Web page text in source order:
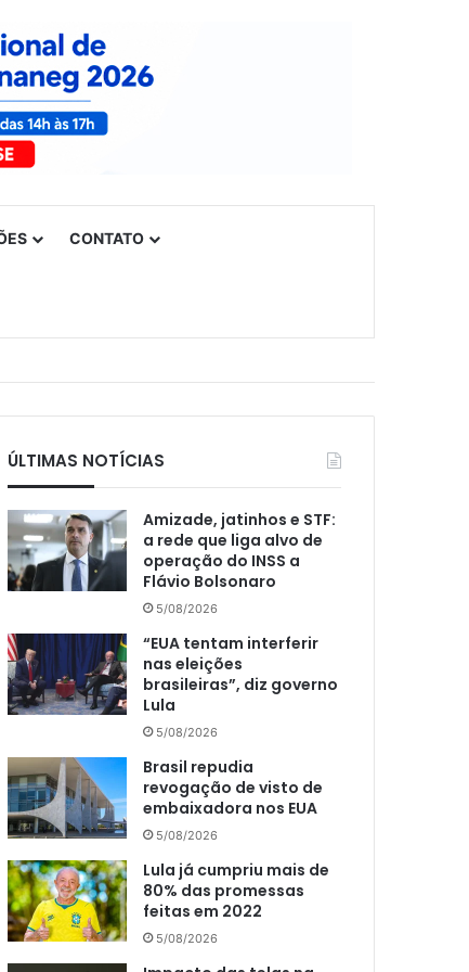
CONTATO
ÚLTIMAS NOTÍCIAS
Amizade, jatinhos e STF:
a rede que liga alvo de
operação do INSS a
Flávio Bolsonaro
5/08/2026
“EUA tentam interferir
nas eleições
brasileiras”, diz governo
Lula
5/08/2026
Brasil repudia
revogação de visto de
embaixadora nos EUA
5/08/2026
Lula já cumpriu mais de
80% das promessas
feitas em 2022
5/08/2026